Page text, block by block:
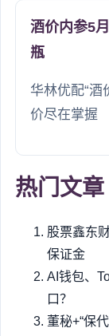
酒价内参5
瓶
华林优配“酒
价尽在掌握
热门文章
股票鑫东
保证金
AI钱包、
口？
董秘+“保